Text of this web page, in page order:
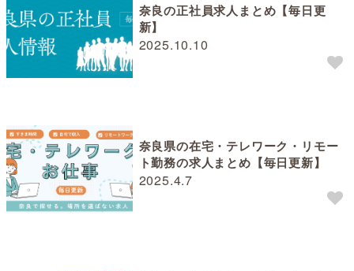
2025.10.10
奈良の正社員求人まとめ【毎日更
新】
2025.4.7
奈良県の在宅・テレワーク・リモー
ト勤務の求人まとめ【毎日更新】